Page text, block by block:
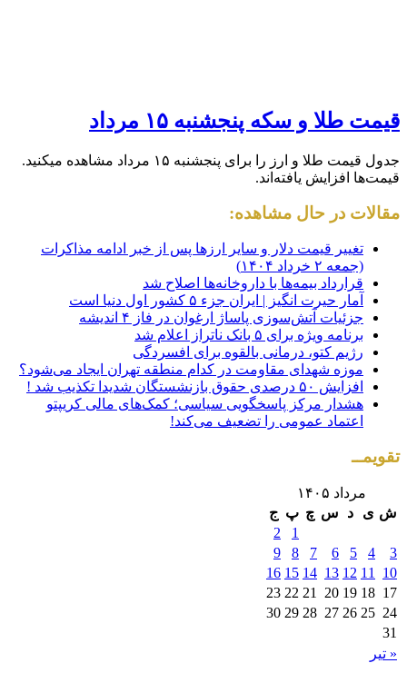
قیمت طلا و سکه پنجشنبه ۱۵ مرداد
جدول قیمت طلا و ارز را برای پنجشنبه ۱۵ مرداد مشاهده میکنید.
قیمت‌ها افزایش یافته‌اند.
مقالات در حال مشاهده:
تغییر قیمت دلار و سایر ارزها پس از خبر ادامه مذاکرات
(جمعه ۲ خرداد ۱۴۰۴)
قرارداد بیمه‌ها با داروخانه‌ها اصلاح شد
آمار حیرت انگیز | ایران جزء ۵ کشور اول دنیا است
جزئیات آتش‌سوزی پاساژ ارغوان در فاز ۴ اندیشه
برنامه ویژه برای ۵ بانک ناتراز اعلام شد
رژیم کتو، درمانی بالقوه برای افسردگی
موزه شهدای مقاومت در کدام منطقه تهران ایجاد می‌شود؟
افزایش ۵۰ درصدی حقوق بازنشستگان شدیدا تکذیب شد !
هشدار مرکز پاسخگویی سیاسی؛ کمک‌های مالی کریپتو
اعتماد عمومی را تضعیف می‌کند!
تقویمــ
مرداد ۱۴۰۵
ش ی د س چ پ ج
« تیر
1
2
3
4
5
6
7
8
9
10
11
12
13
14
15
16
17
18
19
20
21
22
23
24
25
26
27
28
29
30
31